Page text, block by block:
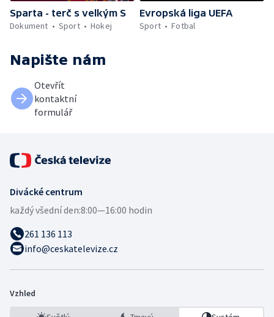
Sparta - terč s velkým S
Dokument
Sport Hokej
Evropská liga UEFA
Sport
Fotbal
Napište nám
Otevřít
kontaktní
formulář
Divácké centrum
každý všední den:8:00—16:00 hodin
261 136 113
info@ceskatelevize.cz
Vzhled